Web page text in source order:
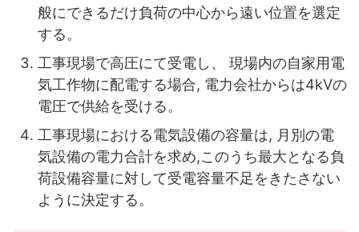
般にできるだけ負荷の中心から遠い位置を選定
する。
工事現場で高圧にて受電し、 現場内の自家用電
気工作物に配電する場合, 電力会社からは4kVの
電圧で供給を受ける。
工事現場における電気設備の容量は, 月別の電
気設備の電力合計を求め,このうち最大となる負
荷設備容量に対して受電容量不足をきたさない
ように決定する。